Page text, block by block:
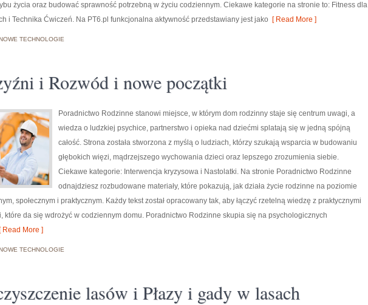
życia oraz budować sprawność potrzebną w życiu codziennym. Ciekawe kategorie na stronie to: Fitness dla
i Technika Ćwiczeń. Na PT6.pl funkcjonalna aktywność przedstawiany jest jako [ Read More ]
TECHNOLOGIE
i Rozwód i nowe początki
Poradnictwo Rodzinne stanowi miejsce, w którym dom rodzinny staje się centrum uwagi, a
wiedza o ludzkiej psychice, partnerstwo i opieka nad dziećmi splatają się w jedną spójną
całość. Strona została stworzona z myślą o ludziach, którzy szukają wsparcia w budowaniu
głębokich więzi, mądrzejszego wychowania dzieci oraz lepszego zrozumienia siebie.
Ciekawe kategorie: Interwencja kryzysowa i Nastolatki. Na stronie Poradnictwo Rodzinne
odnajdziesz rozbudowane materiały, które pokazują, jak działa życie rodzinne na poziomie
społecznym i praktycznym. Każdy tekst został opracowany tak, aby łączyć rzetelną wiedzę z praktycznymi
które da się wdrożyć w codziennym domu. Poradnictwo Rodzinne skupia się na psychologicznych
[ Read More ]
TECHNOLOGIE
lasów i Płazy i gady w lasach